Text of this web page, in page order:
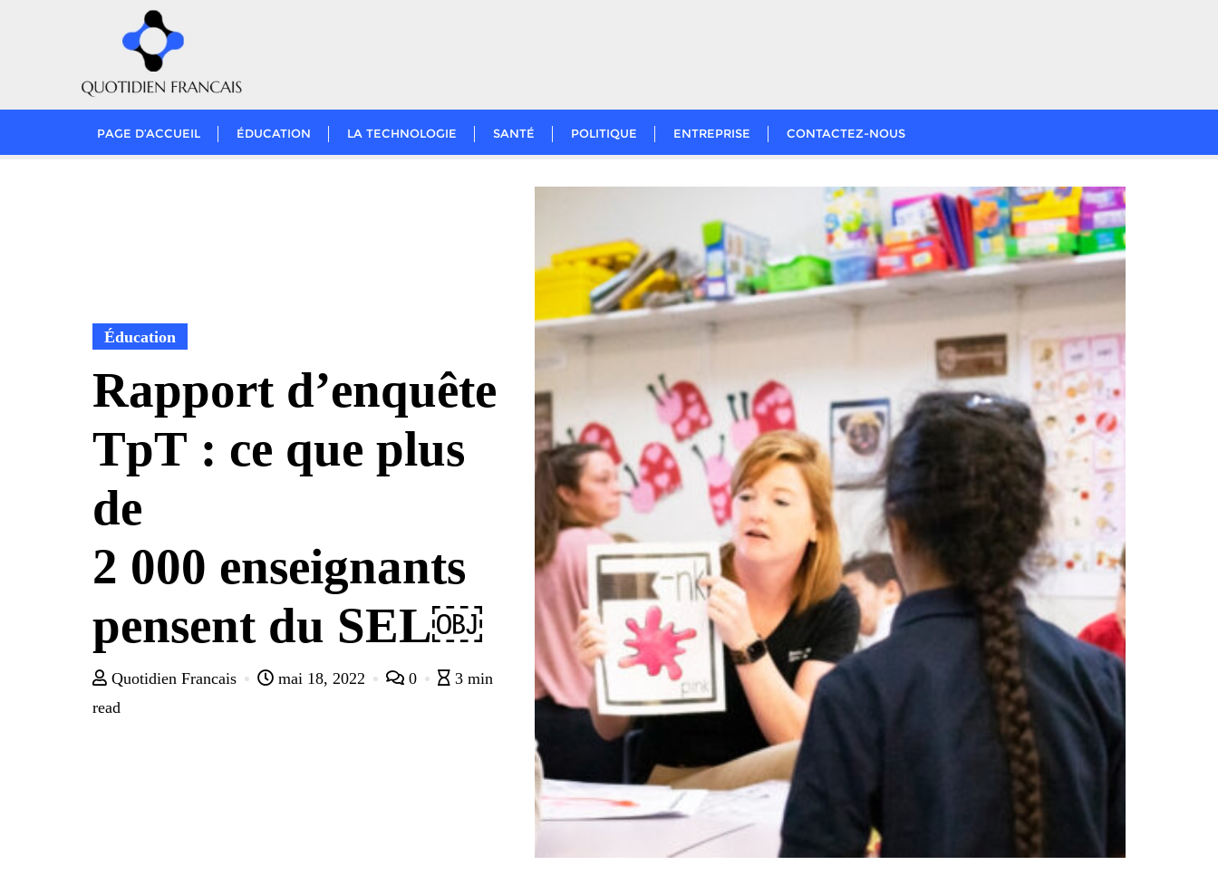
PAGE D’ACCUEIL ÉDUCATION LA TECHNOLOGIE SANTÉ POLITIQUE ENTREPRISE CONTACTEZ-NOUS
Éducation
Rapport d’enquête
TpT : ce que plus
de
2 000 enseignants
pensent du SEL￼
Quotidien Francais mai 18, 2022 0
3 min
read